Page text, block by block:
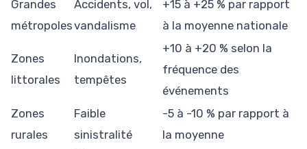
Grandes
métropoles
Accidents, vol,
vandalisme
+15 à +25 % par rapport
à la moyenne nationale
Zones
littorales
Inondations,
tempêtes
+10 à +20 % selon la
fréquence des
événements
Zones
rurales
Faible
sinistralité
-5 à -10 % par rapport à
la moyenne